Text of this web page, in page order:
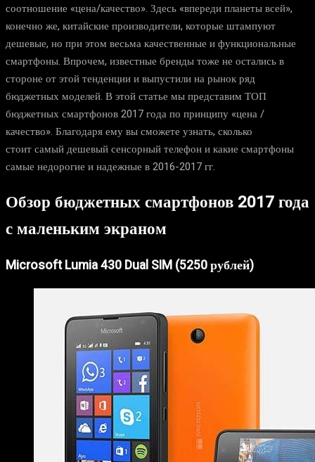
соотношение «цена/качество». Здесь «впереди планеты всей»,
конечно же, китайские производители, которые штампуют
дешевые, но при этом весьма качественные и функциональные
смартфоны. Впрочем, известные бренды тоже не остались в
стороне от этой тенденции и выпустили на рынок ряд
бюджетных моделей. В этой статье мы представим ТОП
бюджетных смартфонов 2017 года по принципу «цена /
качество». Благодаря ему вы сможете узнать, сколько
стоит самый дешевый сенсорный телефон и какие смартфоны
самые недорогие и надежные в 2016-2017 гг.
Обзор бюджетных смартфонов 2017 года
с маленьким экраном
Microsoft Lumia 430 Dual SIM (5250 рублей)